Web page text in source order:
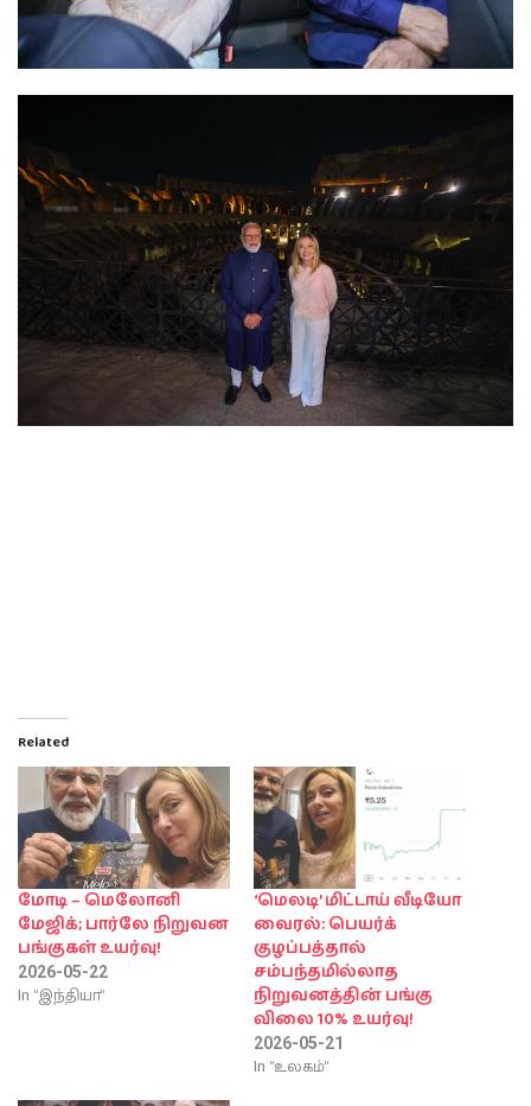
Related
மோடி – மெலோனி
மேஜிக்; பார்லே நிறுவன
பங்குகள் உயர்வு!
2026-05-22
In "இந்தியா"
‘மெலடி’ மிட்டாய் வீடியோ
வைரல்: பெயர்க்
குழப்பத்தால்
சம்பந்தமில்லாத
நிறுவனத்தின் பங்கு
விலை 10% உயர்வு!
2026-05-21
In "உலகம்"